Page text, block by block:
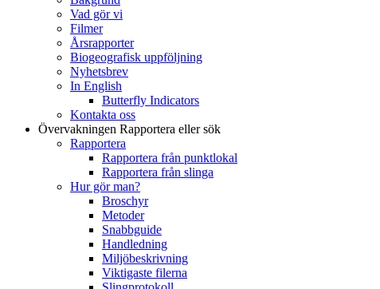
Vad gör vi
Filmer
Årsrapporter
Biogeografisk uppföljning
Nyhetsbrev
In English
Butterfly Indicators
Kontakta oss
Övervakningen Rapportera eller sök
Rapportera
Rapportera från punktlokal
Rapportera från slinga
Hur gör man?
Broschyr
Metoder
Snabbguide
Handledning
Miljöbeskrivning
Viktigaste filerna